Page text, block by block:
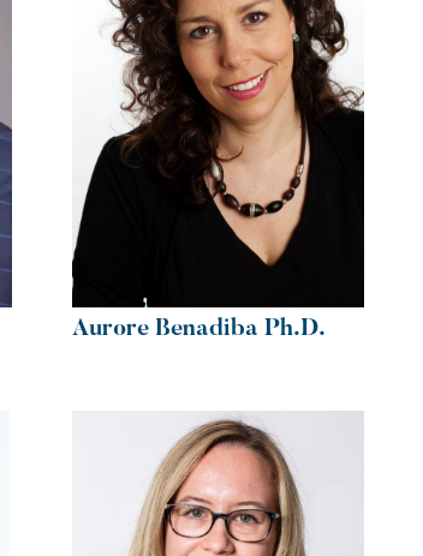
Aurore Benadiba Ph.D.